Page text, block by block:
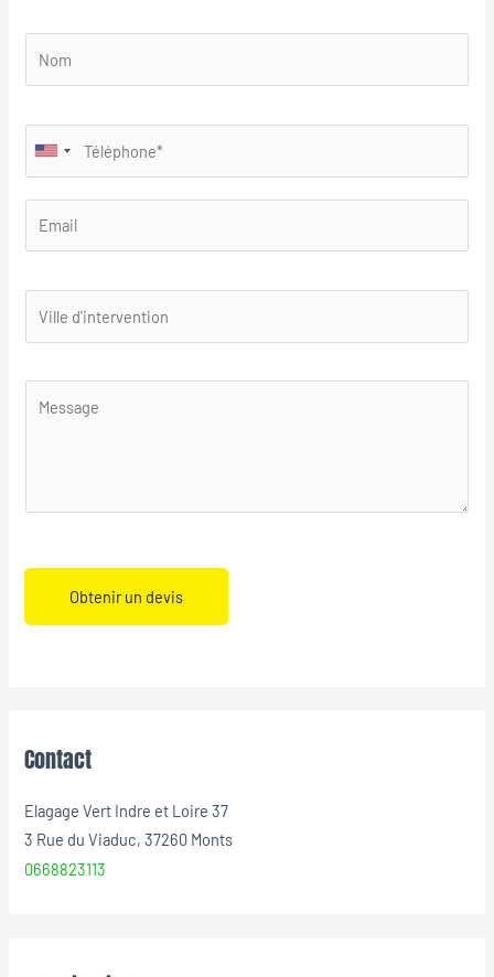
Obtenir un devis
Contact
Elagage Vert Indre et Loire 37
3 Rue du Viaduc, 37260 Monts
0668823113